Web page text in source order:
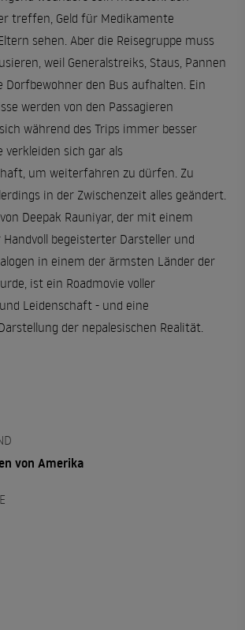
treffen, Geld für Medikamente
sehen. Aber die Reisegruppe muss
weil Generalstreiks, Staus, Pannen
Dorfbewohner den Bus aufhalten. Ein
werden von den Passagieren
während des Trips immer besser
verkleiden sich gar als
um weiterfahren zu dürfen. Zu
in der Zwischenzeit alles geändert.
Deepak Rauniyar, der mit einem
begeisterter Darsteller und
in einem der ärmsten Länder der
ist ein Roadmovie voller
Leidenschaft - und eine
der nepalesischen Realität.
von Amerika